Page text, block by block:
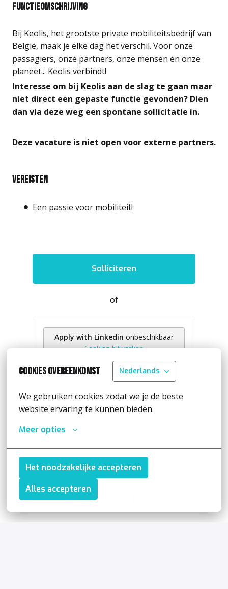
Cookies overeenkomst Nederlands
We gebruiken cookies zodat we je de beste
website ervaring te kunnen bieden.
Meer opties
Het noodzakelijke accepteren
Alles accepteren
Functieomschrijving
Bij Keolis, het grootste private mobiliteitsbedrijf van
België, maak je elke dag het verschil. Voor onze
passagiers, onze partners, onze mensen en onze
planeet... Keolis verbindt!
Interesse om bij Keolis aan de slag te gaan maar
niet direct een gepaste functie gevonden? Dien
dan via deze weg een spontane sollicitatie in.
Deze vacature is niet open voor externe partners.
Vereisten
Een passie voor mobiliteit!
Solliciteren
of
Apply with Linkedin onbeschikbaar
Cookies bijwerken
Apply with Indeed